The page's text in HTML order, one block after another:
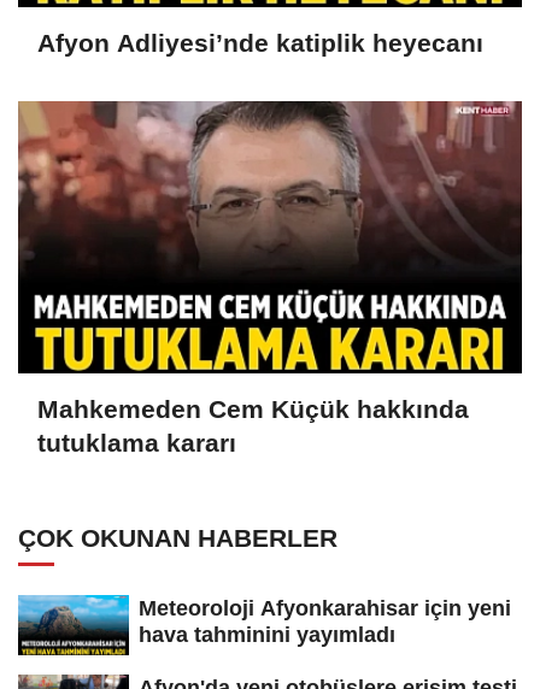
Afyon Adliyesi’nde katiplik heyecanı
Mahkemeden Cem Küçük hakkında
tutuklama kararı
ÇOK OKUNAN HABERLER
Meteoroloji Afyonkarahisar için yeni
hava tahminini yayımladı